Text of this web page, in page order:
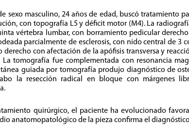
sexo masculino, 24 años de edad, buscó tratamiento
con topografía L5 y déficit motor (M4). La
vértebra lumbar, con borramiento pedicular
parcialmente de esclerosis, con nido central de 3
derecho con afectación de la apófisis transversa y
La tomografía fue complementada con resonancia
guiada por tomografía produjo diagnóstico de
la resección radical en bloque con márgenes
quirúrgico, el paciente ha evolucionado
anatomopatológico de la pieza confirma el